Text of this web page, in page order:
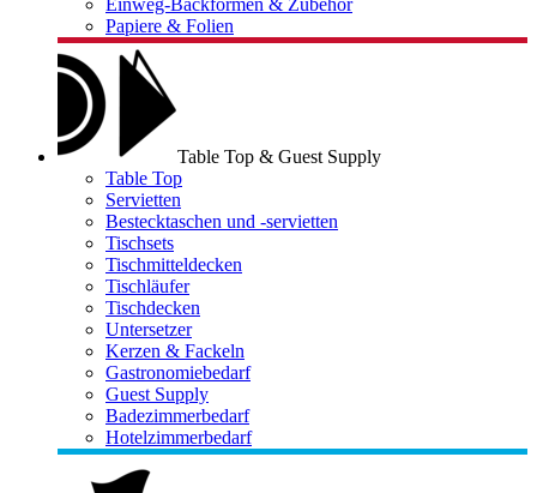
Einweg-Backformen & Zubehör
Papiere & Folien
Table Top & Guest Supply
Table Top
Servietten
Bestecktaschen und -servietten
Tischsets
Tischmitteldecken
Tischläufer
Tischdecken
Untersetzer
Kerzen & Fackeln
Gastronomiebedarf
Guest Supply
Badezimmerbedarf
Hotelzimmerbedarf